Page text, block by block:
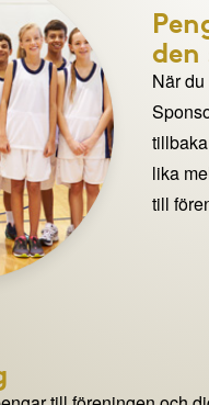
När
lika
till